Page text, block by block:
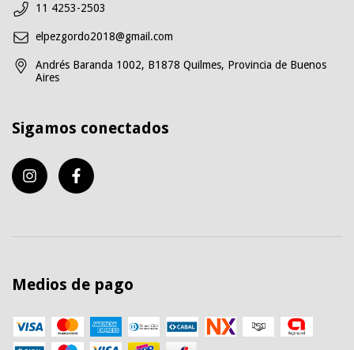
11 4253-2503
elpezgordo2018@gmail.com
Andrés Baranda 1002, B1878 Quilmes, Provincia de Buenos
Aires
Sigamos conectados
Medios de pago